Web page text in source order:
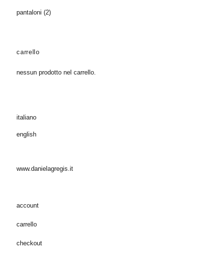
pantaloni (2)
carrello
nessun prodotto nel carrello.
italiano
english
www.danielagregis.it
account
carrello
checkout